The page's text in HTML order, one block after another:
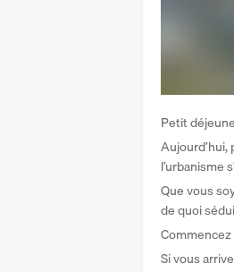
Petit
l’urbanisme
Que vous
de quoi
Si vous